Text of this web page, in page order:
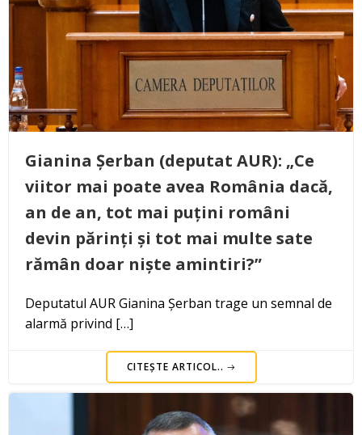
Gianina Șerban (deputat AUR): „Ce
viitor mai poate avea România dacă,
an de an, tot mai puțini români
devin părinți și tot mai multe sate
rămân doar niște amintiri?”
Deputatul AUR Gianina Șerban trage un semnal de
alarmă privind […]
CITEȘTE ARTICOL..